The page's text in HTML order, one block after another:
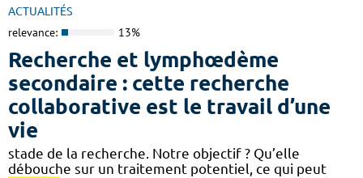
ACTUALITÉS
relevance: 13%
Recherche et lymphœdème
secondaire : cette recherche
collaborative est le travail d’une
vie
stade de la recherche. Notre objectif ? Qu’elle
débouche sur un traitement potentiel, ce qui peut